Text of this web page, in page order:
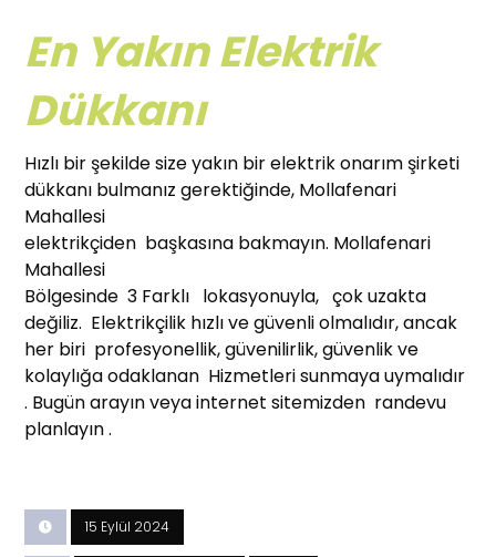
En Yakın Elektrik
Dükkanı
Hızlı bir şekilde size yakın bir elektrik onarım şirketi
dükkanı bulmanız gerektiğinde, Mollafenari
Mahallesi
elektrikçiden başkasına bakmayın. Mollafenari
Mahallesi
Bölgesinde 3 Farklı lokasyonuyla, çok uzakta
değiliz. Elektrikçilik hızlı ve güvenli olmalıdır, ancak
her biri profesyonellik, güvenilirlik, güvenlik ve
kolaylığa odaklanan Hizmetleri sunmaya uymalıdır
. Bugün arayın veya internet sitemizden randevu
planlayın .
15 Eylül 2024